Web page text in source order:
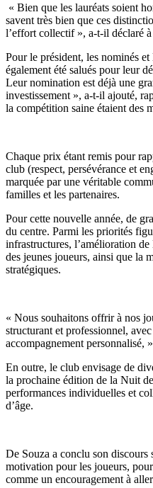
« Bien que les lauréats soient
savent très bien que ces
l’effort collectif », a-t-il déclaré à
Pour le président, les nominés
également été salués pour leur
Leur nomination est déjà une
investissement », a-t-il ajouté,
la compétition saine étaient des
Chaque prix étant remis pour
club (respect, persévérance et
marquée par une véritable
familles et les partenaires.
Pour cette nouvelle année, de
du centre. Parmi les priorités
infrastructures, l’amélioration
des jeunes joueurs, ainsi que la
stratégiques.
« Nous souhaitons offrir à nos
structurant et professionnel,
accompagnement personnalisé,
En outre, le club envisage de
la prochaine édition de la Nuit
performances individuelles et
d’âge.
De Souza a conclu son discours
motivation pour les joueurs,
comme un encouragement à